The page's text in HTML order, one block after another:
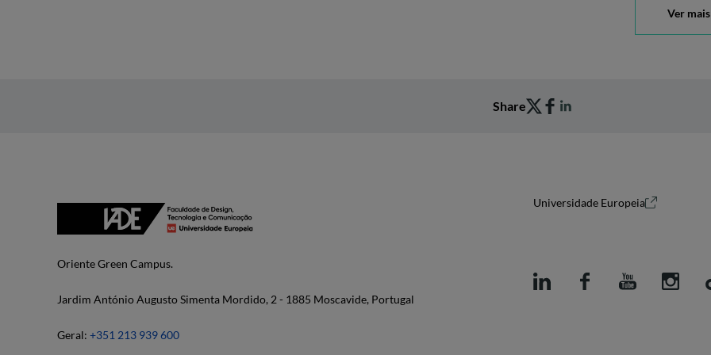
Ver
Share
Oriente Green Campus.
Jardim António Augusto Simenta Mordido, 2 - 1885 Moscavide, Portugal
Geral: +351 213 939 600
Universidade Europeia